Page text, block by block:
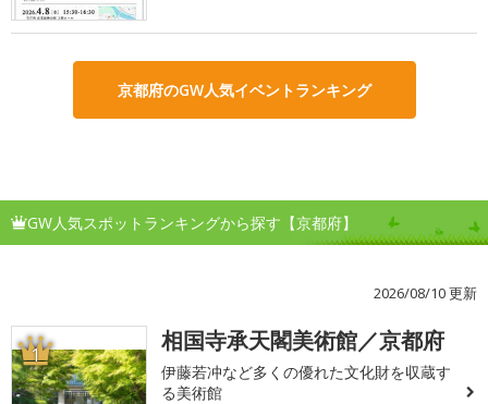
京都府のGW人気イベントランキング
GW人気スポットランキングから探す【京都府】
2026/08/10 更新
1 相国寺承天閣美術館／京都府
伊藤若冲など多くの優れた文化財を収蔵す
る美術館